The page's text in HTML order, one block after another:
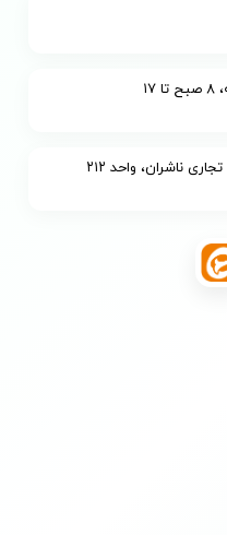
ناشران، واحد ۲۱۲